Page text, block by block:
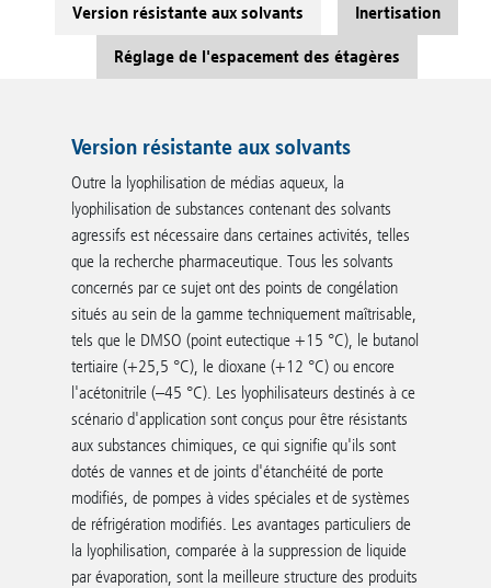
Version résistante aux solvants Inertisation
Réglage de l'espacement des étagères
Version résistante aux solvants
Outre la lyophilisation de médias aqueux, la
lyophilisation de substances contenant des solvants
agressifs est nécessaire dans certaines activités, telles
que la recherche pharmaceutique. Tous les solvants
concernés par ce sujet ont des points de congélation
situés au sein de la gamme techniquement maîtrisable,
tels que le DMSO (point eutectique +15 °C), le butanol
tertiaire (+25,5 °C), le dioxane (+12 °C) ou encore
l'acétonitrile (–45 °C). Les lyophilisateurs destinés à ce
scénario d'application sont conçus pour être résistants
aux substances chimiques, ce qui signifie qu'ils sont
dotés de vannes et de joints d'étanchéité de porte
modifiés, de pompes à vides spéciales et de systèmes
de réfrigération modifiés. Les avantages particuliers de
la lyophilisation, comparée à la suppression de liquide
par évaporation, sont la meilleure structure des produits